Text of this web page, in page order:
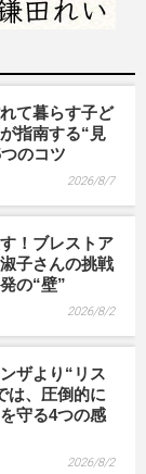
て暮らす子ど
指南する“見
のコツ
2026/8/7
！ブレストア
子さんの挑戦
の“壁”
2026/8/2
ザより“リス
は、圧倒的に
守る4つの感
2026/8/2